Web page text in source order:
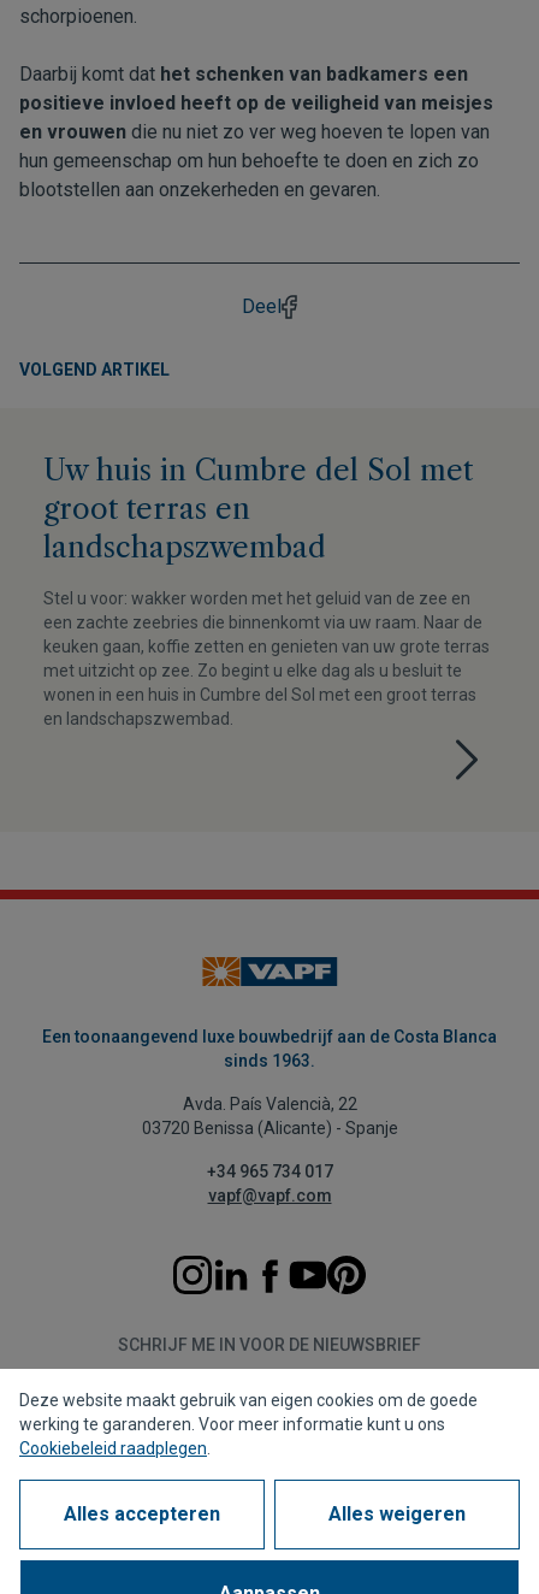
schorpioenen.
Daarbij komt dat het schenken van badkamers een
positieve invloed heeft op de veiligheid van meisjes
en vrouwen die nu niet zo ver weg hoeven te lopen van
hun gemeenschap om hun behoefte te doen en zich zo
blootstellen aan onzekerheden en gevaren.
Deel
VOLGEND ARTIKEL
Uw huis in Cumbre del Sol met
groot terras en
landschapszwembad
Stel u voor: wakker worden met het geluid van de zee en
een zachte zeebries die binnenkomt via uw raam. Naar de
keuken gaan, koffie zetten en genieten van uw grote terras
met uitzicht op zee. Zo begint u elke dag als u besluit te
wonen in een huis in Cumbre del Sol met een groot terras
en landschapszwembad.
Een toonaangevend luxe bouwbedrijf aan de Costa Blanca
sinds 1963.
Avda. País Valencià, 22
03720 Benissa (Alicante) - Spanje
+34 965 734 017
vapf@vapf.com
SCHRIJF ME IN VOOR DE NIEUWSBRIEF
Aanmelden
PrivacybeleidCookiebeleid
Juridische kennisgeving
MeldkanaalCorporate compliance
Deze website maakt gebruik van eigen cookies om de goede
werking te garanderen. Voor meer informatie kunt u ons
Cookiebeleid raadplegen
Alles accepteren Alles weigeren